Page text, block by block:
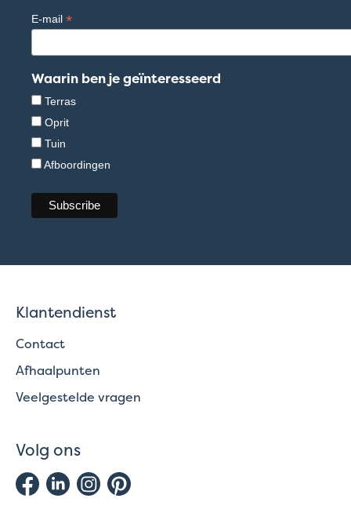
E-mail *
Waarin ben je geïnteresseerd
Terras
Oprit
Tuin
Afboordingen
Klantendienst
Contact
Afhaalpunten
Veelgestelde vragen
Volg ons